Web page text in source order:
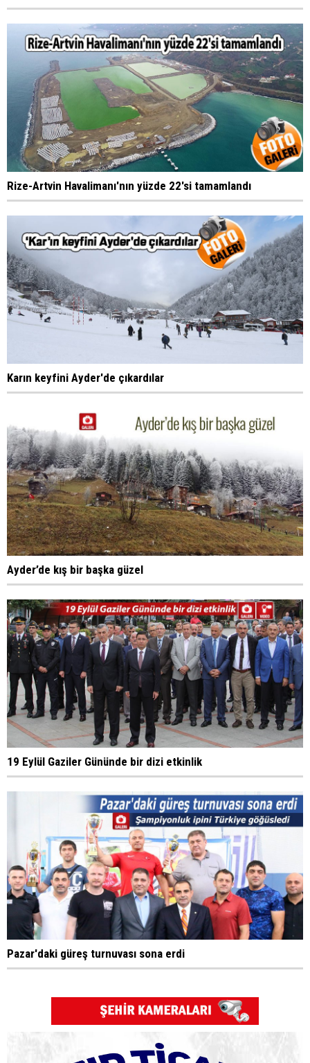
Rize-Artvin Havalimanı'nın yüzde 22'si tamamlandı
Karın keyfini Ayder'de çıkardılar
Ayder’de kış bir başka güzel
19 Eylül Gaziler Gününde bir dizi etkinlik
Pazar'daki güreş turnuvası sona erdi